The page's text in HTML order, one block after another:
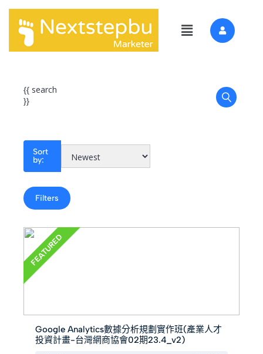
{{ search
}}
Sort
by:
Filters
FEATURED
Google Analytics數據分析規劃實作班(產業人才
投資計畫-台灣網商協會02期23.4_v2)